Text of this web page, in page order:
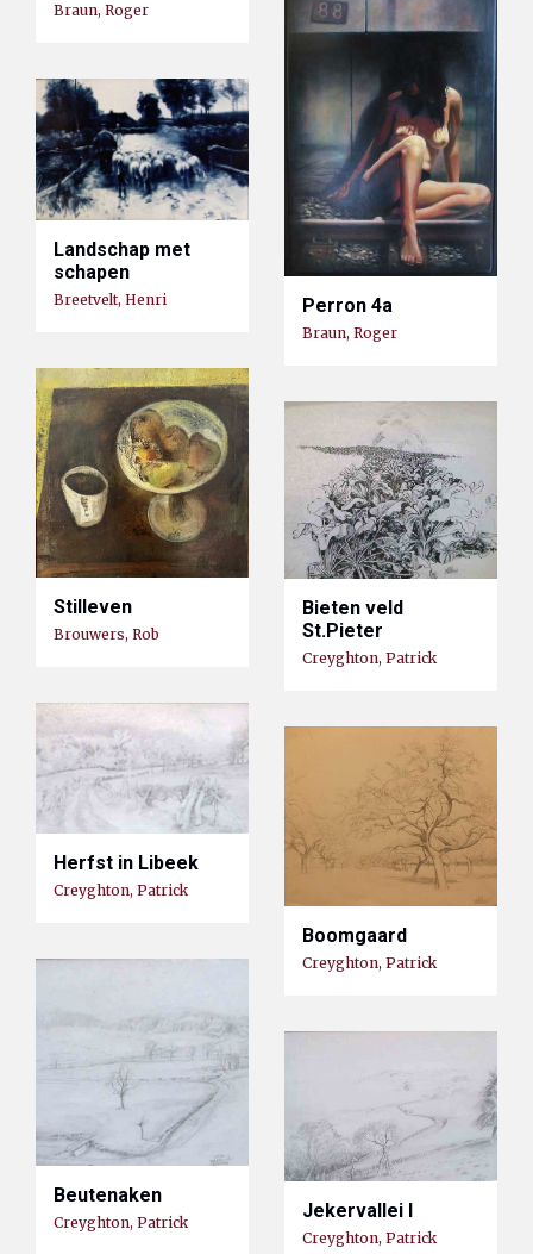
Braun, Roger
Perron 4a
Braun, Roger
Landschap met
schapen
Breetvelt, Henri
Stilleven
Brouwers, Rob
Bieten veld
St.Pieter
Creyghton, Patrick
Herfst in Libeek
Creyghton, Patrick
Boomgaard
Creyghton, Patrick
Beutenaken
Creyghton, Patrick
Jekervallei I
Creyghton, Patrick